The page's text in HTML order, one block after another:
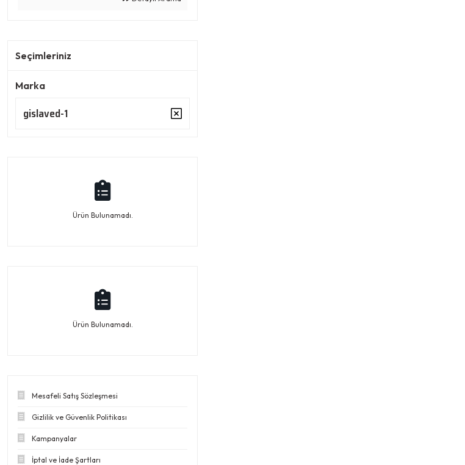
Seçimleriniz
Marka
gislaved-1
Ürün Bulunamadı.
Ürün Bulunamadı.
Mesafeli Satış Sözleşmesi
Gizlilik ve Güvenlik Politikası
Kampanyalar
İptal ve İade Şartları